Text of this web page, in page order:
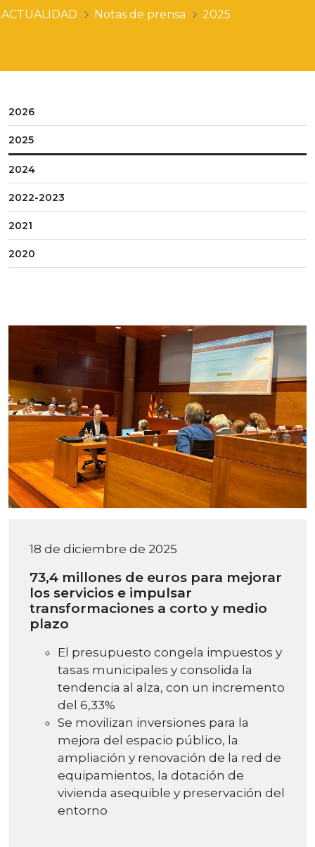
ACTUALIDAD Notas de prensa 2025
2026
2025
2024
2022-2023
2021
2020
18 de diciembre de 2025
73,4 millones de euros para mejorar
los servicios e impulsar
transformaciones a corto y medio
plazo
El presupuesto congela impuestos y
tasas municipales y consolida la
tendencia al alza, con un incremento
del 6,33%
Se movilizan inversiones para la
mejora del espacio público, la
ampliación y renovación de la red de
equipamientos, la dotación de
vivienda asequible y preservación del
entorno